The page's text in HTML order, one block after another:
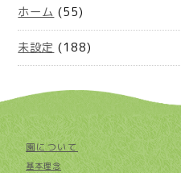
ホーム (55)
未設定 (188)
園について
基本理念